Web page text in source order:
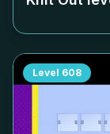
Level 608